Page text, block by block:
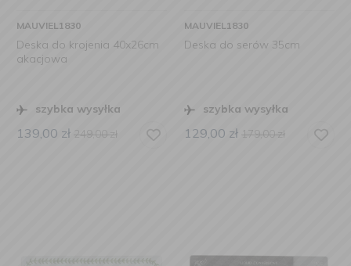
MAUVIEL1830
Deska do krojenia 40x26cm
akacjowa
szybka wysyłka
139,00 zł 249,00zł
MAUVIEL1830
Deska do serów 35cm
szybka wysyłka
129,00 zł 179,00zł